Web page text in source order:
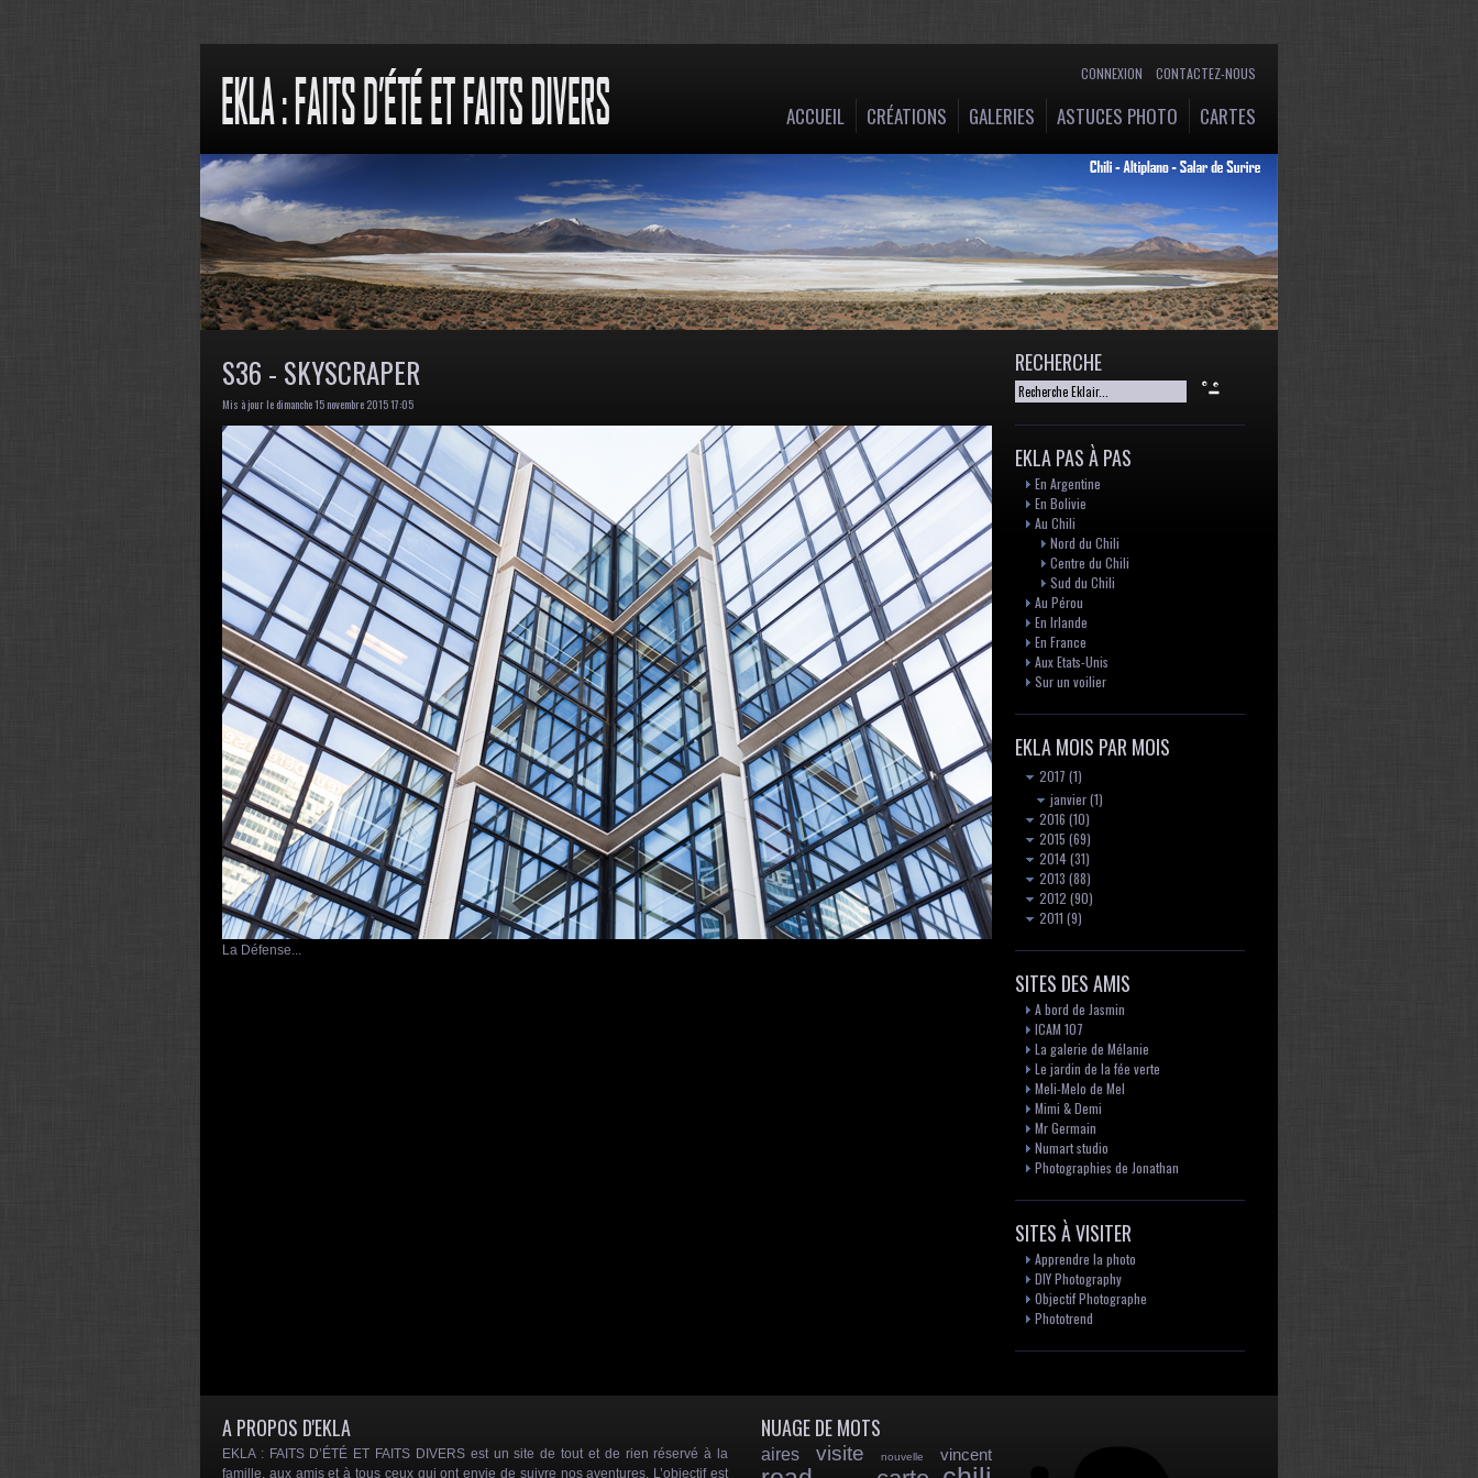
CONNEXION CONTACTEZ-NOUS
ACCUEIL CRÉATIONS GALERIES ASTUCES PHOTO CARTES
S36 - SKYSCRAPER
Mis à jour le dimanche 15 novembre 2015 17:05
La Défense...
RECHERCHE
EKLA PAS À PAS
En Argentine
En Bolivie
Au Chili
Nord du Chili
Centre du Chili
Sud du Chili
Au Pérou
En Irlande
En France
Aux Etats-Unis
Sur un voilier
EKLA MOIS PAR MOIS
2017 (1)
janvier(1)
2016 (10)
2015 (69)
2014(31)
2013 (88)
2012 (90)
2011 (9)
SITES DES AMIS
A bord de Jasmin
ICAM 107
La galerie de Mélanie
Le jardin de la fée verte
Meli-Melo de Mel
Mimi & Demi
Mr Germain
Numart studio
Photographies de Jonathan
SITES À VISITER
Apprendre la photo
DIY Photography
Objectif Photographe
Phototrend
A PROPOS D'EKLA
EKLA : FAITS D’ÉTÉ ET FAITS DIVERS est un site de tout et de rien réservé à la
famille, aux amis et à tous ceux qui ont envie de suivre nos aventures. L’objectif est
NUAGE DE MOTS
aires visite nouvelle vincent